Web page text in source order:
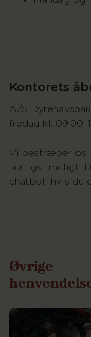
Kontorets
A/S
fredag kl. 09.00-
Vi bestræber os
hurtigst muligt.
chatbot, hvis du
Øvrige